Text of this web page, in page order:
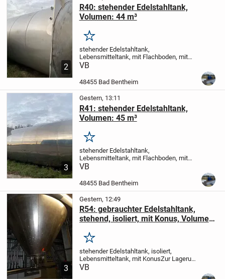
2
R40: stehender Edelstahltank,
Volumen: 44 m³
Merken
stehender Edelstahltank,
Lebensmitteltank, mit Flachboden, mit
angeschweißtem Fundament und 2%
Wasser, Flüssigfutter und anderen
VB
48455 Bad Bentheim
3
Gestern, 13:11
R41: stehender Edelstahltank,
Volumen: 45 m³
Merken
stehender Edelstahltank,
Lebensmitteltank, mit Flachboden, mit
angeschweißtem Fundament und 2%
Wasser, Flüssigfutter und anderen
Flüssigkeiten geeignet.
VB
48455 Bad Bentheim
3
Gestern, 12:49
R54: gebrauchter Edelstahltank,
stehend, isoliert, mit Konus, Volumen:
Merken
stehender Edelstahltank, isoliert,
Lebensmitteltank, mit KonusZur Lagerung
von Wasser, Flüssigfutter und anderen
VB